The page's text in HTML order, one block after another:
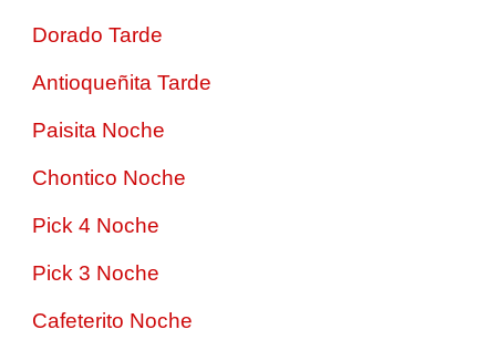
Dorado Tarde
Antioqueñita Tarde
Paisita Noche
Chontico Noche
Pick 4 Noche
Pick 3 Noche
Cafeterito Noche